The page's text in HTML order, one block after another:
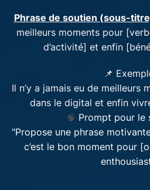
Phrase de soutien (sous-
meilleurs moments pour
d’activité] et enfin
📌
Il n’y a jamais eu de meilleurs
dans le digital et enfin
🧠 Prompt pour le
"Propose une phrase
c’est le bon moment pour